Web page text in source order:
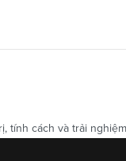
tính cách và trải